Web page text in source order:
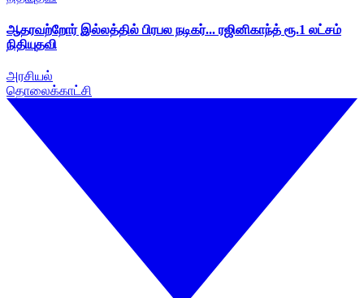
ஆதரவற்றோர் இல்லத்தில் பிரபல நடிகர்... ரஜினிகாந்த் ரூ.1 லட்சம்
நிதியுதவி
அரசியல்
தொலைக்காட்சி